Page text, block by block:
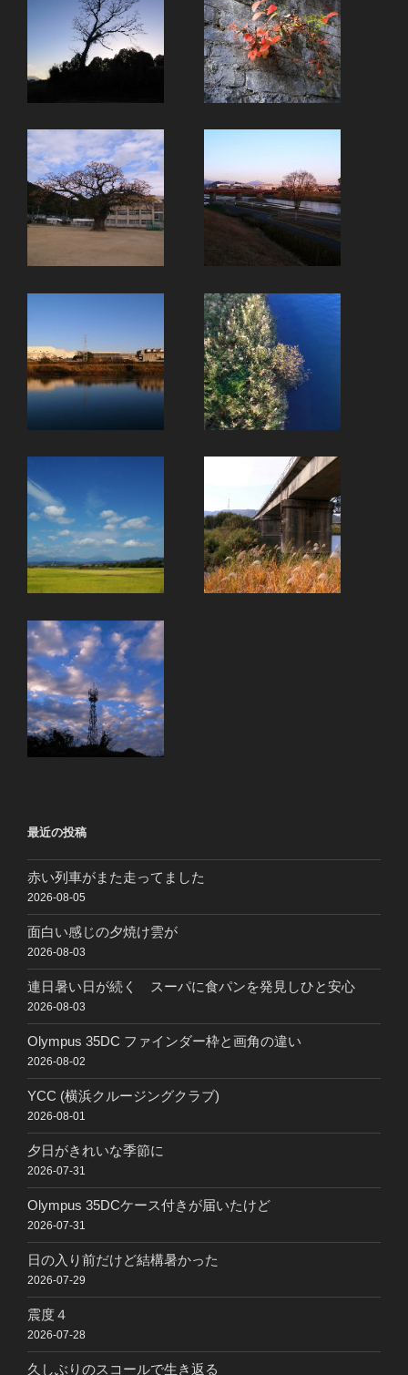
最近の投稿
赤い列車がまた走ってました
2026-08-05
面白い感じの夕焼け雲が
2026-08-03
連日暑い日が続く スーパに食パンを発見しひと安心
2026-08-03
Olympus 35DC ファインダー枠と画角の違い
2026-08-02
YCC (横浜クルージングクラブ)
2026-08-01
夕日がきれいな季節に
2026-07-31
Olympus 35DCケース付きが届いたけど
2026-07-31
日の入り前だけど結構暑かった
2026-07-29
震度４
2026-07-28
久しぶりのスコールで生き返る